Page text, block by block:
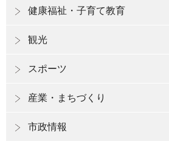
健康福祉・子育て教育
観光
スポーツ
産業・まちづくり
市政情報